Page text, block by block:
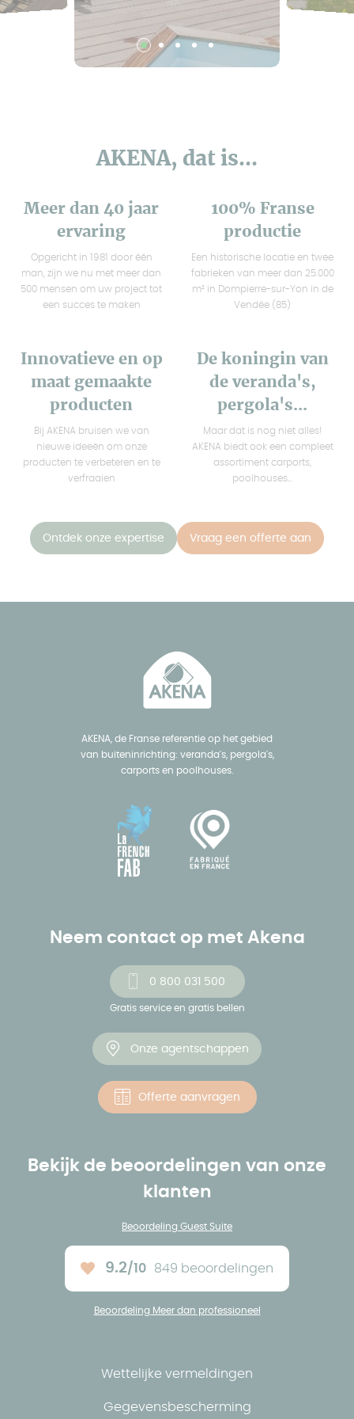
AKENA, dat is...
Meer dan 40 jaar
ervaring
Opgericht in 1981 door één
man, zijn we nu met meer dan
500 mensen om uw project tot
een succes te maken
100% Franse
productie
Een historische locatie en twee
fabrieken van meer dan 25.000
m² in Dompierre-sur-Yon in de
Vendée (85)
Innovatieve en op
maat gemaakte
producten
Bij AKENA bruisen we van
nieuwe ideeën om onze
producten te verbeteren en te
verfraaien
De koningin van
de veranda's,
pergola's...
Maar dat is nog niet alles!
AKENA biedt ook een compleet
assortiment carports,
poolhouses...
Ontdek onze expertise Vraag een offerte aan
AKENA, de Franse referentie op het gebied
van buiteninrichting: veranda's, pergola's,
carports en poolhouses.
Neem contact op met Akena
0 800 031 500
Gratis service en gratis bellen
Onze agentschappen
Offerte aanvragen
Bekijk de beoordelingen van onze
klanten
Beoordeling Guest Suite
Ons gemiddelde :
9.2/10 849 beoordelingen
Beoordeling Meer dan professioneel
Wettelijke vermeldingen
Gegevensbescherming